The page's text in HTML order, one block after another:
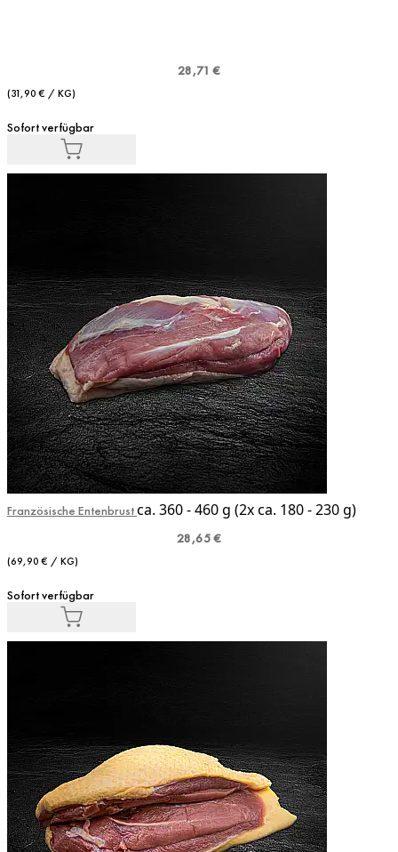
28,71 €
(31,90 € / KG)
Sofort verfügbar
Französische Entenbrustca. 360 - 460 g (2x ca. 180 - 230 g)
28,65 €
(69,90 € / KG)
Sofort verfügbar